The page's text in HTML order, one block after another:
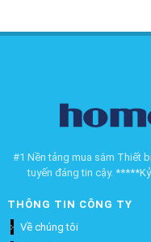
#1 Nền tảng mua sắm Thiết
tuyến đáng tin cậy.
THÔNG TIN CÔNG TY
Về chúng tôi